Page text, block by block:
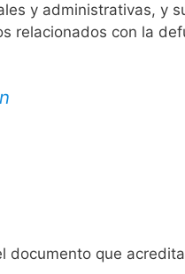
y administrativas, y
relacionados con la
que